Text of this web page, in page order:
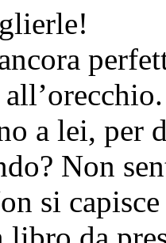
a lei, per
Non
si